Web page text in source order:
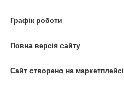
Графік роботи
Повна версія сайту
Сайт створено на маркетплейсі